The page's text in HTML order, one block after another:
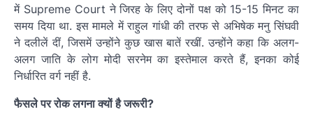
में Supreme Court ने जिरह के लिए दोनों पक्ष को 15-15 मिनट का
समय दिया था. इस मामले में राहुल गांधी की तरफ से अभिषेक मनु सिंघवी
ने दलीलें दीं, जिसमें उन्होंने कुछ खास बातें रखीं. उन्होंने कहा कि अलग-
अलग जाति के लोग मोदी सरनेम का इस्तेमाल करते हैं, इनका कोई
निर्धारित वर्ग नहीं है.
फैसले पर रोक लगना क्यों है जरूरी?